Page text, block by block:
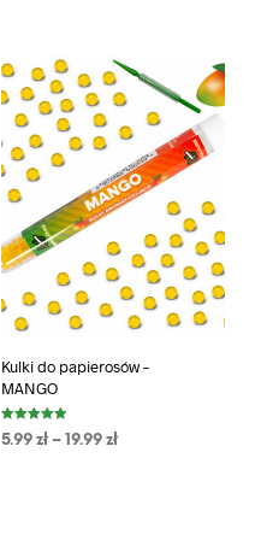
Kulki do papierosów –
MANGO
Oceniono
5.00
5.99 zł– 19.99 zł